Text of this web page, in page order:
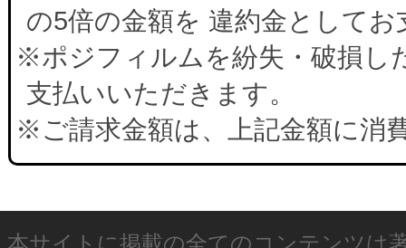
の5倍の金額を 違約金として
※ポジフィルムを紛失・破損し
支払いいただきます。
※ご請求金額は、上記金額に消
本サイトに掲載の全てのコンテンツは